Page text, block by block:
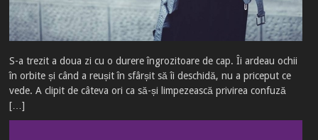
S-a trezit a doua zi cu o durere îngrozitoare de cap. Îi ardeau ochii
în orbite și când a reușit în sfârșit să îi deschidă, nu a priceput ce
vede. A clipit de câteva ori ca să-și limpezească privirea confuză
[…]